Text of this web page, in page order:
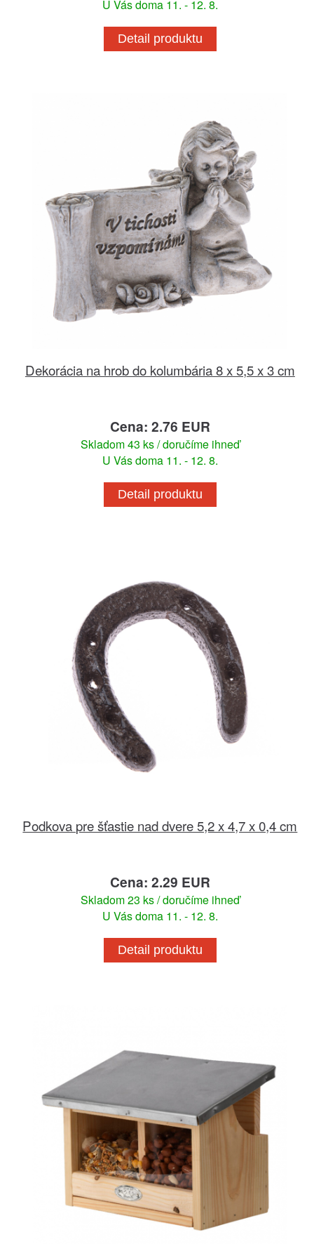
U Vás doma 11. - 12. 8.
Detail produktu
Dekorácia na hrob do kolumbária 8 x 5,5 x 3 cm
Cena: 2.76 EUR
Skladom 43 ks / doručíme ihneď
U Vás doma 11. - 12. 8.
Detail produktu
Podkova pre šťastie nad dvere 5,2 x 4,7 x 0,4 cm
Cena: 2.29 EUR
Skladom 23 ks / doručíme ihneď
U Vás doma 11. - 12. 8.
Detail produktu